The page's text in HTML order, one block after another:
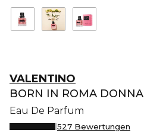
VALENTINO
BORN IN ROMA DONNA
Eau De Parfum
527 Bewertungen